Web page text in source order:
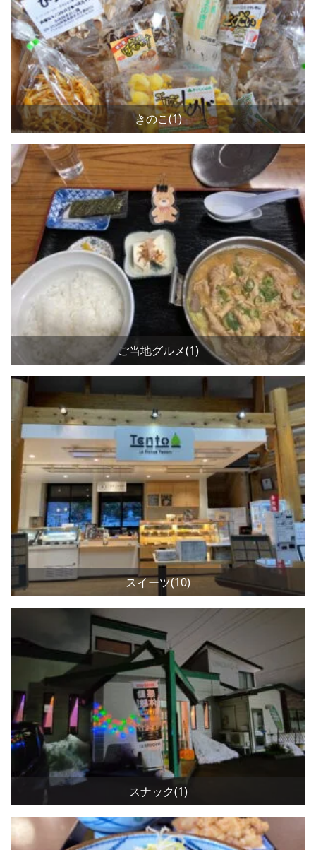
きのこ(1)
ご当地グルメ(1)
スイーツ(10)
スナック(1)